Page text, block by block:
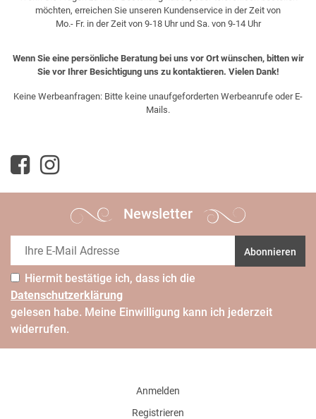
möchten, erreichen Sie unseren Kundenservice in der Zeit von
Mo.- Fr. in der Zeit von 9-18 Uhr und Sa. von 9-14 Uhr
Wenn Sie eine persönliche Beratung bei uns vor Ort wünschen, bitten wir
Sie vor Ihrer Besichtigung uns zu kontaktieren. Vielen Dank!
Keine Werbeanfragen: Bitte keine unaufgeforderten Werbeanrufe oder E-
Mails.
Newsletter
Abonnieren
Hiermit bestätige ich, dass ich die
Daten­schutz­erklärung
gelesen habe. Meine Einwilligung kann ich jederzeit
widerrufen.
Anmelden
Registrieren